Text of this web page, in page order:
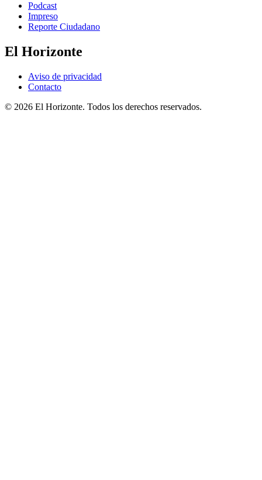
Podcast
Impreso
Reporte Ciudadano
El Horizonte
Aviso de privacidad
Contacto
© 2026 El Horizonte. Todos los derechos reservados.